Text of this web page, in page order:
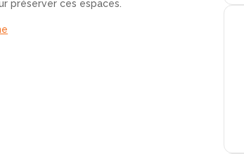
préserver ces espaces.